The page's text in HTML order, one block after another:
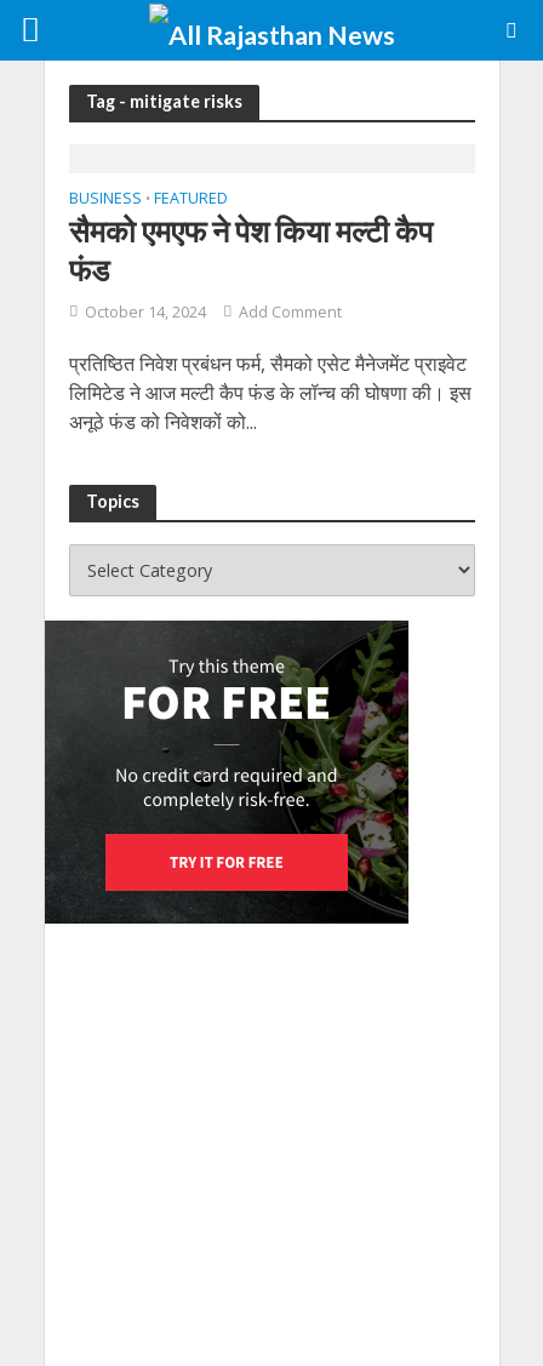
Tag - mitigate risks
BUSINESS • FEATURED
सैमको एमएफ ने पेश किया मल्टी कैप
फंड
October 14, 2024 Add Comment
प्रतिष्ठित निवेश प्रबंधन फर्म, सैमको एसेट मैनेजमेंट प्राइवेट
लिमिटेड ने आज मल्टी कैप फंड के लॉन्च की घोषणा की। इस
अनूठे फंड को निवेशकों को...
Topics